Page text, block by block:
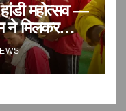
हांडी महोत्सव —
ने मिलकर